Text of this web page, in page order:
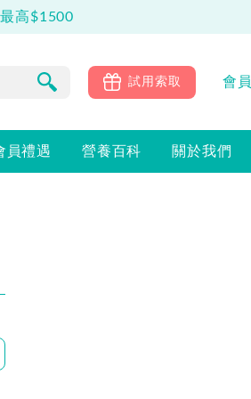
高$1500
試用索取 會員
員禮遇 營養百科 關於我們